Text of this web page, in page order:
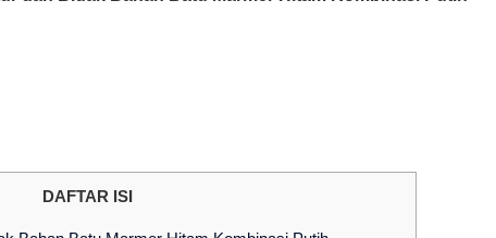
DAFTAR ISI